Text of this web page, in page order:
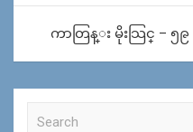
ကာတြန္း မိုးသြင္ – ၅